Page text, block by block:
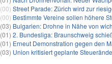
(00) Street Parade: Zürich wird zur
(00) Bestimmte Vereine sollen höhere
(03) Bulgarien: Drohne in Nähe von
(01) 2. Bundesliga: Braunschweig
(01) Erneut Demonstration gegen den
(03) Union kritisiert geplante